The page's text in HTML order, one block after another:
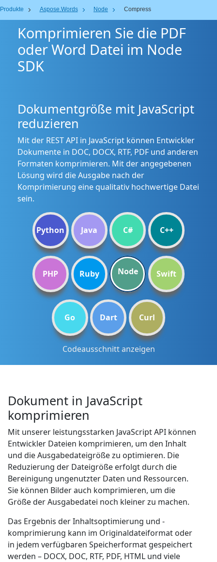
Produkte Aspose.Words Node Compress
Komprimieren Sie die PDF
oder Word Datei im Node
SDK
Dokumentgröße mit JavaScript
reduzieren
Mit der REST API in JavaScript können Entwickler
Dokumente in DOC, DOCX, RTF, PDF und anderen
Formaten komprimieren. Mit der angegebenen
Lösung wird die Ausgabe nach der
Komprimierung eine qualitativ hochwertige Datei
sein.
Python Java C# C++
PHP Ruby Node Swift
Go Dart Curl
Codeausschnitt anzeigen
Dokument in JavaScript
komprimieren
Mit unserer leistungsstarken JavaScript API können
Entwickler Dateien komprimieren, um den Inhalt
und die Ausgabedateigröße zu optimieren. Die
Reduzierung der Dateigröße erfolgt durch die
Bereinigung ungenutzter Daten und Ressourcen.
Sie können Bilder auch komprimieren, um die
Größe der Ausgabedatei noch kleiner zu machen.
Das Ergebnis der Inhaltsoptimierung und -
komprimierung kann im Originaldateiformat oder
in jedem verfügbaren Speicherformat gespeichert
werden – DOCX, DOC, RTF, PDF, HTML und viele